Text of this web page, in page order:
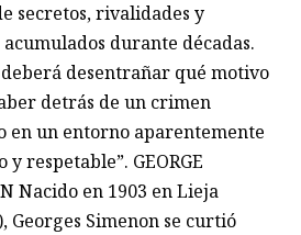
secretos, rivalidades y
acumulados durante décadas.
desentrañar qué motivo
detrás de un crimen
en un entorno aparentemente
respetable”. GEORGE
Nacido en 1903 en Lieja
Georges Simenon se curtió